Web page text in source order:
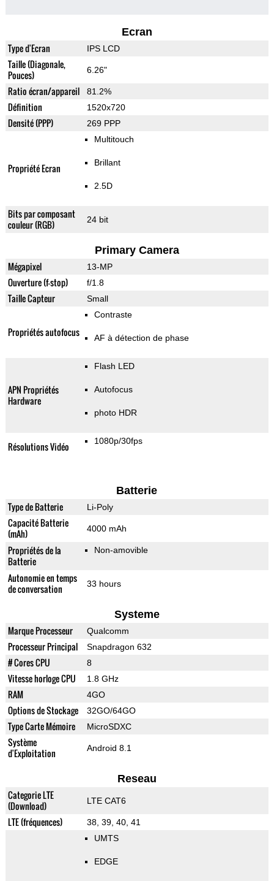
Ecran
Type d'Ecran IPS LCD
Taille (Diagonale,
Pouces)
6.26"
Ratio écran/appareil 81.2%
Définition 1520x720
Densité (PPP) 269 PPP
Propriété Ecran
Multitouch
Brillant
2.5D
Bits par composant
couleur (RGB)
24 bit
Primary Camera
Mégapixel 13-MP
Ouverture (f-stop) f/1.8
Taille Capteur Small
Propriétés autofocus
Contraste
AF à détection de phase
APN Propriétés
Hardware
Flash LED
Autofocus
photo HDR
Résolutions Vidéo 1080p/30fps
Batterie
Type de Batterie Li-Poly
Capacité Batterie
(mAh)
4000 mAh
Propriétés de la
Batterie
Non-amovible
Autonomie en temps
de conversation
33 hours
Systeme
Marque Processeur Qualcomm
Processeur Principal Snapdragon 632
# Cores CPU 8
Vitesse horloge CPU 1.8 GHz
RAM 4GO
Options de Stockage 32GO/64GO
Type Carte Mémoire MicroSDXC
Système
d'Exploitation
Android 8.1
Reseau
Categorie LTE
(Download)
LTE CAT6
LTE (fréquences)
38, 39, 40, 41
UMTS
EDGE